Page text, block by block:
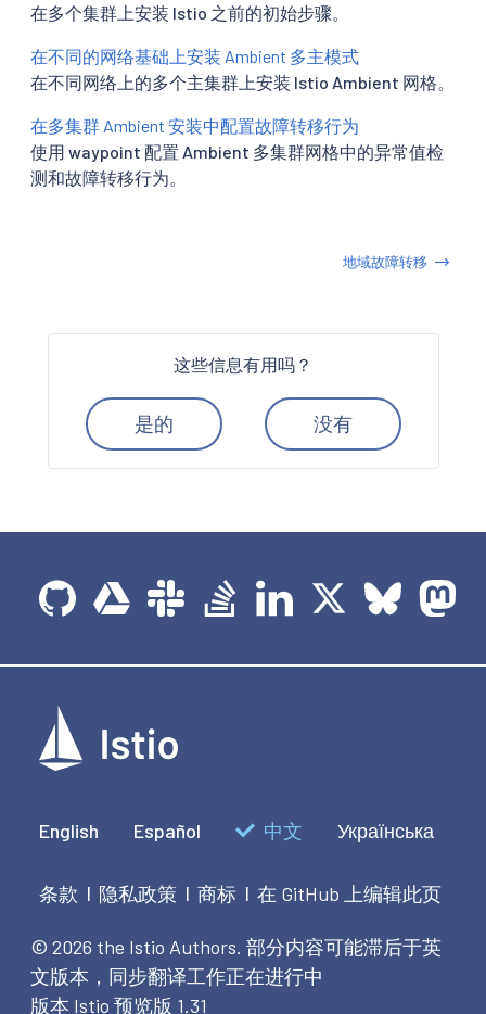
在多个集群上安装 Istio 之前的初始步骤。
在不同的网络基础上安装 Ambient 多主模式
在不同网络上的多个主集群上安装 Istio Ambient 网格。
在多集群 Ambient 安装中配置故障转移行为
使用 waypoint 配置 Ambient 多集群网格中的异常值检
测和故障转移行为。
地域故障转移
这些信息有用吗？
是的 没有
English Español 中文 Українська
条款 | 隐私政策 | 商标 | 在 GitHub 上编辑此页
© 2026 the Istio Authors. 部分内容可能滞后于英
文版本，同步翻译工作正在进行中
版本 Istio 预览版 1.31